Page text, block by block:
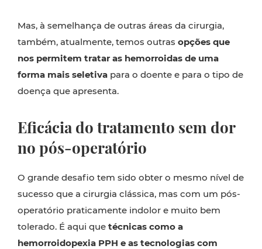
Mas, à semelhança de outras áreas da cirurgia,
também, atualmente, temos outras opções que
nos permitem tratar as hemorroidas de uma
forma mais seletiva para o doente e para o tipo de
doença que apresenta.
Eficácia do tratamento sem dor
no pós-operatório
O grande desafio tem sido obter o mesmo nível de
sucesso que a cirurgia clássica, mas com um pós-
operatório praticamente indolor e muito bem
tolerado. É aqui que técnicas como a
hemorroidopexia PPH e as tecnologias com